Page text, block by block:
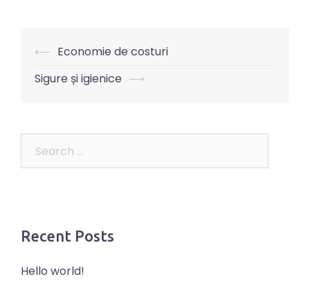
⟵ Economie de costuri
Sigure și igienice ⟶
Recent Posts
Hello world!